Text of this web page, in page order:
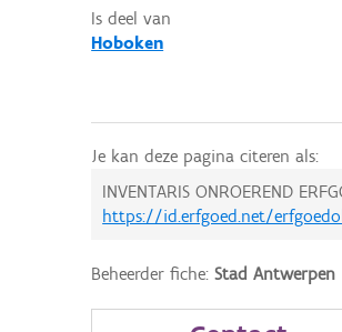
Is deel van
Hoboken
Je kan deze pagina citeren als:
INVENTARIS ONROEREND
https://id.erfgoed.net/
Beheerder fiche:Stad Antwerpen